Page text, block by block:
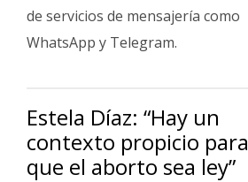
de servicios de mensajería como
WhatsApp y Telegram.
Estela Díaz: “Hay un
contexto propicio para
que el aborto sea ley”